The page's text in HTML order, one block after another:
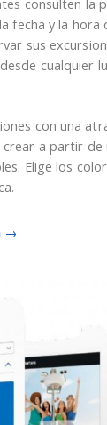
fecha y la hora
sus
cualquier
con una
a partir de
Elige los
→